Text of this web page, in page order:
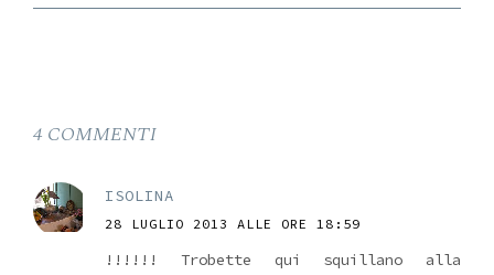
4 COMMENTI
ISOLINA
28 LUGLIO 2013 ALLE ORE 18:59
!!!!!! Trobette qui squillano alla